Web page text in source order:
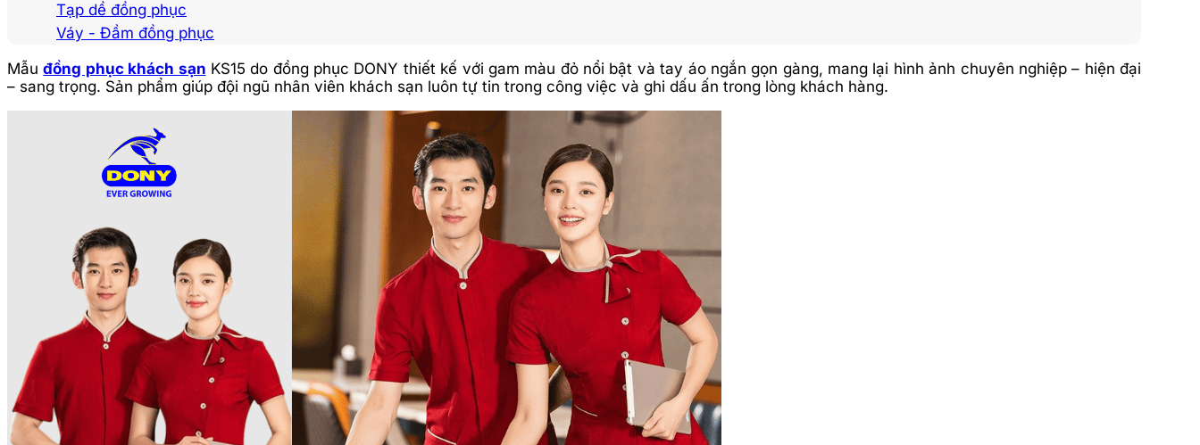
Tạp dề đồng phục
Váy - Đầm đồng phục
Mẫuđồng phục khách sạn KS15 do đồng phục DONY thiết kế với gam màu đỏ nổi bật và tay áo ngắn gọn gàng, mang lại hình ảnh chuyên nghiệp – hiện đại
– sang trọng. Sản phẩm giúp đội ngũ nhân viên khách sạn luôn tự tin trong công việc và ghi dấu ấn trong lòng khách hàng.